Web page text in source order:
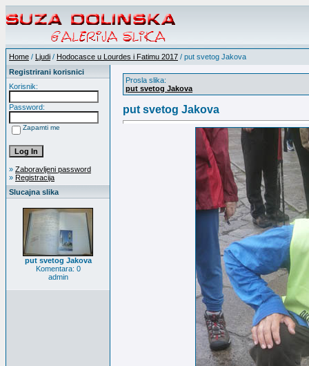
Home / Ljudi / Hodocasce u Lourdes i Fatimu 2017 / put svetog Jakova
Registrirani korisnici
Korisnik:
Password:
Zapamti me
» Zaboravljeni password
» Registracija
Slucajna slika
put svetog Jakova
Komentara: 0
admin
Prosla slika:
put svetog Jakova
put svetog Jakova